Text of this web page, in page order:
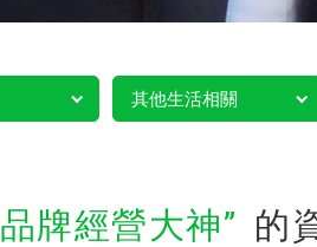
其他生活相關
品牌經營大神 的